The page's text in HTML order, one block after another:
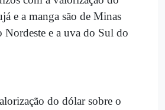
e a manga são de Minas
Nordeste e a uva do Sul do
do dólar sobre o